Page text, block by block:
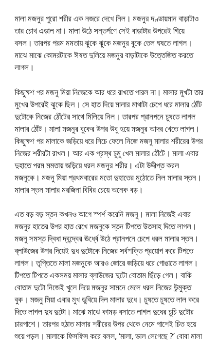
মালা মজনুর পুরো শরীর এক নজরে দেখে নিল। মজনুর দণ্ডায়মান বাড়াটাও
তার চোখ এড়াল না। মালা উঠে সন্তর্পণে সেই বাড়াটার উপরেই গিয়ে
বসল। তারপর পরম মমতায় ঝুকে ঝুকে মজনুর বুকে তেল ঘষতে লাগল।
মাঝে মাঝে কোমরটাকে ঈষত দুলিয়ে মজনুর বাড়াটাকে উত্তেজিত করতে
লাগল।
কিছুক্ষণ পর মজনু মিয়া নিজেকে আর ধরে রাখতে পারল না। মালার মুখটা তার
মুখের উপরেই ঝুকে ছিল। সে হাত দিয়ে মালার মাথাটা চেপে ধরে মালার ঠোঁট
দুটোকে নিজের ঠোঁটের সাথে মিলিয়ে নিল। তারপর প্রানপনে চুষতে লাগল
মালার ঠোঁট। মালা মজনুর বুকের উপর উবু হয়ে মজনুর আদর খেতে লাগল।
কিছুক্ষণ পর মালাকে জড়িয়ে ধরে নিচে ফেলে নিজে মজনু মালার শরীরের উপর
নিজের শরীরটা রাখল। আর এক প্রস্থ চুমু খেল মালার ঠোঁটে। মালা এবার
দুহাতে পরম মমতায় জড়িয়ে ধরল মজনুর শরীর। এটা উদ্দীপ্ত করল
মজনুকে। মজনু মিয়া প্রথমবারের মতো দুহাতের মুঠোতে নিল মালার স্তন।
মালার স্তন মালার মরজিনা বিবির চেয়ে অনেক বড়।
এত বড় বড় স্তন কখনও আগে স্পর্শ করেনি মজনু। মালা নিজেই এবার
মজনুর হাতের উপর হাত রেখে মজনুকে স্তন টিপতে উতসাহ দিতে লাগল।
মজনু সমস্ত দ্বিধা দ্বন্দ্বের ঊর্ধ্বে উঠে প্রানপনে চেপে ধরল মালার স্তন।
ব্লাউজের উপর দিয়েই দুধ দুটোকে নিজের সর্বশক্তি প্রয়োগ করে টিপতে
লাগল। তৃপ্তিতে মালা মজনুকে আরও জোরে জড়িয়ে ধরে গোঙাতে লাগল।
টিপতে টিপতে একসময় মালার ব্লাউজের দুটো বোতাম ছিঁড়ে গেল। বাকি
বোতাম দুটো নিজেই খুলে দিয়ে মজনুর সামনে মেলে ধরল নিজের উন্মুক্ত
বুক। মজনু মিয়া এবার মুখ ডুবিয়ে দিল মালার দুধে। চুষতে চুষতে লাল করে
দিতে লাগল দুধ দুটো। মাঝে মাঝে কামড় বসাতে লাগল দুধের চুচি দুটোর
চারপাশে। তারপর হঠাত মালার শরীরের উপর থেকে নেমে পাশেই চিত হয়ে
শুয়ে পড়ল। মালাকে ফিসফিস করে বলল, ‘মালা, ভাল লেগেছে ?’ বোবা মালা